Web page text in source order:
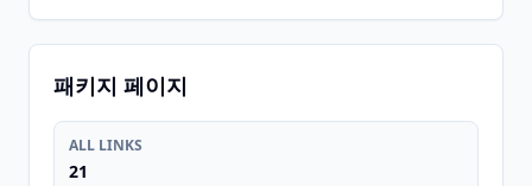
패키지 페이지
ALL LINKS
21